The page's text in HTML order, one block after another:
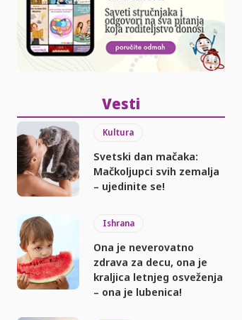
Vesti
Kultura
Svetski dan mačaka:
Mačkoljupci svih zemalja
– ujedinite se!
Ishrana
Ona je neverovatno
zdrava za decu, ona je
kraljica letnjeg osveženja
– ona je lubenica!